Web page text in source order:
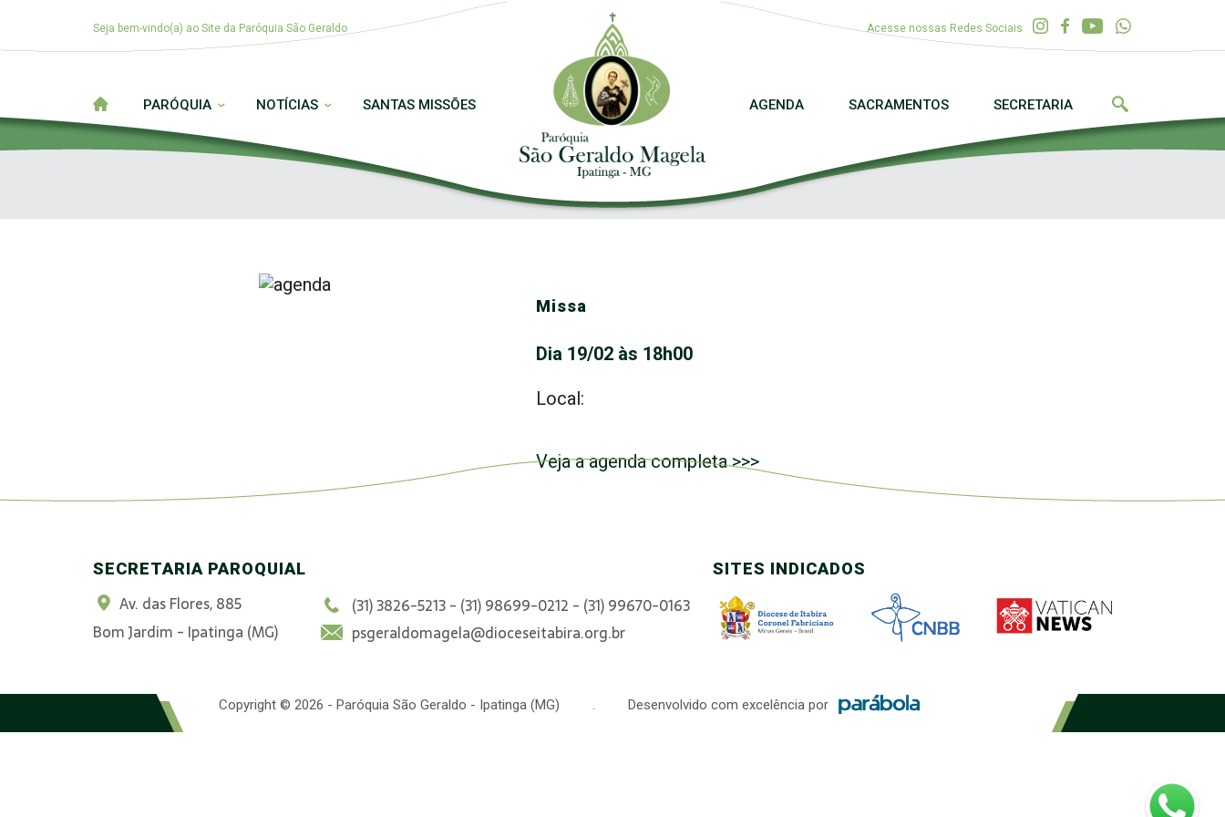
Seja bem-vindo(a) ao Site da Paróquia São Geraldo Acesse nossas Redes Sociais
PARÓQUIA NOTÍCIAS SANTAS MISSÕES AGENDA SACRAMENTOS SECRETARIA
Missa
Dia 19/02 às 18h00
Local:
Veja a agenda completa >>>
SECRETARIA PAROQUIAL
Av. das Flores, 885
Bom Jardim - Ipatinga (MG)
(31) 3826-5213 - (31) 98699-0212 - (31) 99670-0163
psgeraldomagela@dioceseitabira.org.br
SITES INDICADOS
Copyright © 2026 - Paróquia São Geraldo - Ipatinga (MG) . Desenvolvido com excelência por